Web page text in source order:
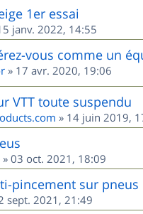
1er essai
janv. 2022, 14:55
vous comme un
» 17 avr. 2020, 19:06
VTT toute suspendu
» 14 juin 2019,
» 03 oct. 2021, 18:09
pincement sur pneus
sept. 2021, 21:49